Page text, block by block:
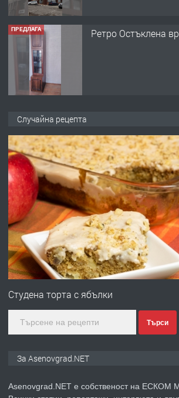
ПРЕДЛАГА Ретро Остъклена
ПРЕДЛАГА
Професионална
със сертификат от
ПРЕДЛАГА
Професионална
Случайна рецепта
Студена торта с ябълки
Търси
За Asenovgrad.NET
Asenovgrad.NET е собственост на